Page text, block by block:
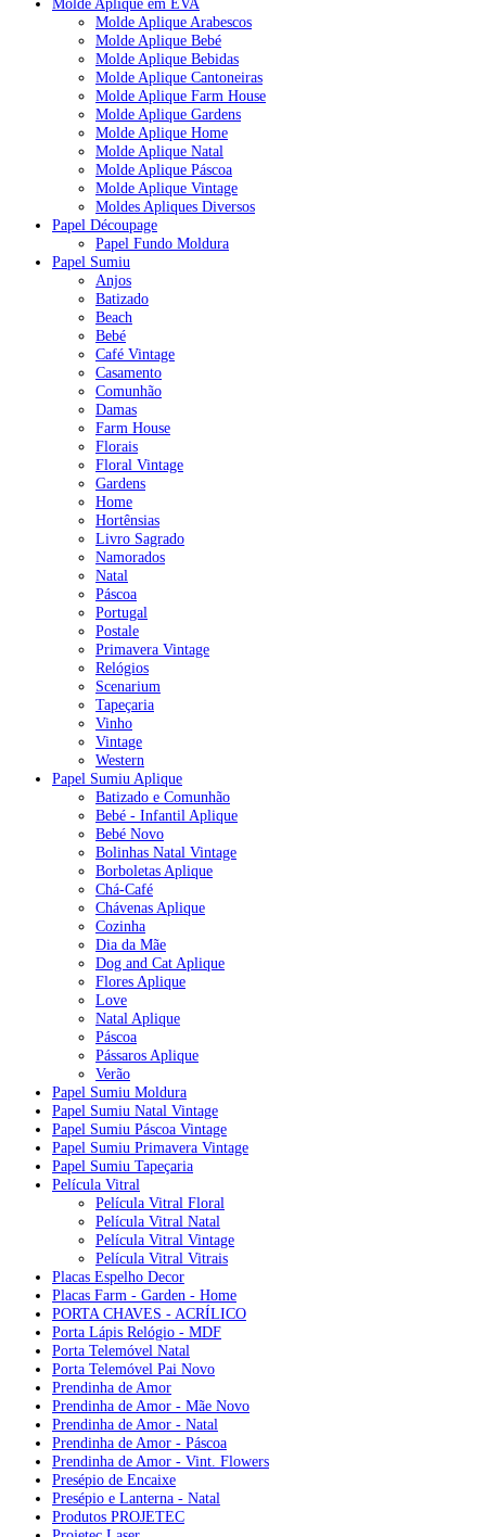
Molde Aplique em EVA
Molde Aplique Arabescos
Molde Aplique Bebé
Molde Aplique Bebidas
Molde Aplique Cantoneiras
Molde Aplique Farm House
Molde Aplique Gardens
Molde Aplique Home
Molde Aplique Natal
Molde Aplique Páscoa
Molde Aplique Vintage
Moldes Apliques Diversos
Papel Découpage
Papel Fundo Moldura
Papel Sumiu
Anjos
Batizado
Beach
Bebé
Café Vintage
Casamento
Comunhão
Damas
Farm House
Florais
Floral Vintage
Gardens
Home
Hortênsias
Livro Sagrado
Namorados
Natal
Páscoa
Portugal
Postale
Primavera Vintage
Relógios
Scenarium
Tapeçaria
Vinho
Vintage
Western
Papel Sumiu Aplique
Batizado e Comunhão
Bebé - Infantil Aplique
Bebé Novo
Bolinhas Natal Vintage
Borboletas Aplique
Chá-Café
Chávenas Aplique
Cozinha
Dia da Mãe
Dog and Cat Aplique
Flores Aplique
Love
Natal Aplique
Páscoa
Pássaros Aplique
Verão
Papel Sumiu Moldura
Papel Sumiu Natal Vintage
Papel Sumiu Páscoa Vintage
Papel Sumiu Primavera Vintage
Papel Sumiu Tapeçaria
Película Vitral
Película Vitral Floral
Película Vitral Natal
Película Vitral Vintage
Película Vitral Vitrais
Placas Espelho Decor
Placas Farm - Garden - Home
PORTA CHAVES - ACRÍLICO
Porta Lápis Relógio - MDF
Porta Telemóvel Natal
Porta Telemóvel Pai Novo
Prendinha de Amor
Prendinha de Amor - Mãe Novo
Prendinha de Amor - Natal
Prendinha de Amor - Páscoa
Prendinha de Amor - Vint. Flowers
Presépio de Encaixe
Presépio e Lanterna - Natal
Produtos PROJETEC